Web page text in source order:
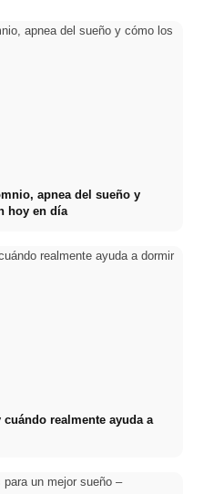
apnea del sueño y
hoy en día
realmente ayuda a